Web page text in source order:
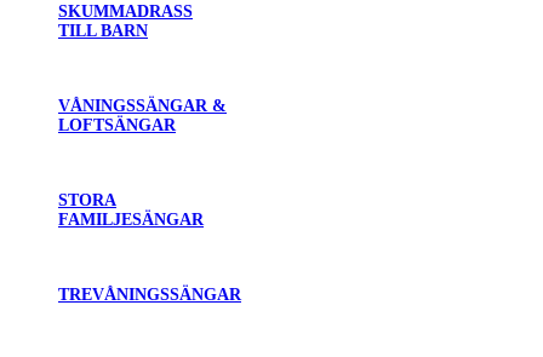
SKUMMADRASS
TILL BARN
VÅNINGSSÄNGAR &
LOFTSÄNGAR
STORA
FAMILJESÄNGAR
TREVÅNINGSSÄNGAR